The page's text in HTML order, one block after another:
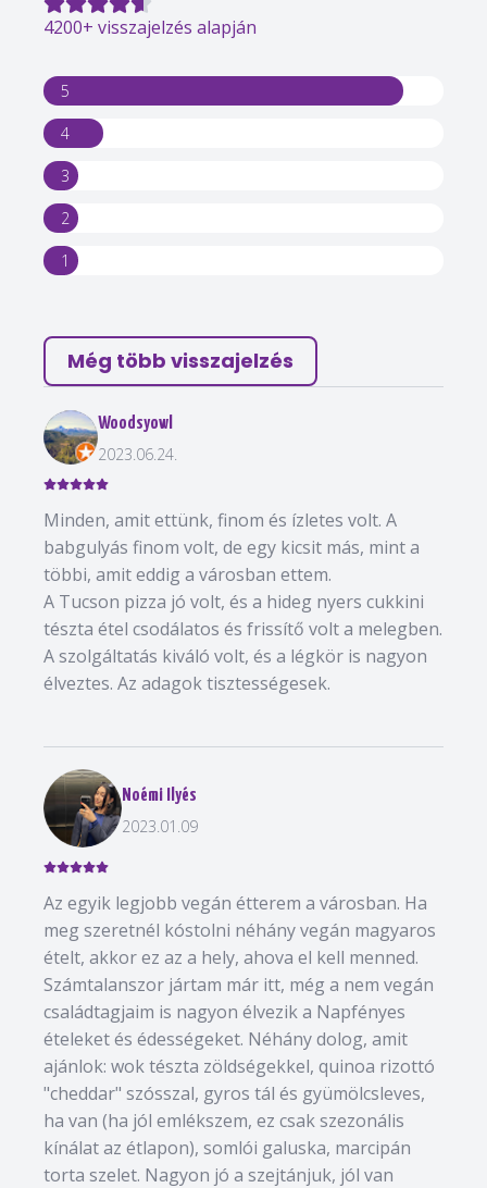
4200+ visszajelzés alapján
5
4
3
2
1
Még több visszajelzés
Woodsyowl
2023.06.24.
Minden, amit ettünk, finom és ízletes volt. A
babgulyás finom volt, de egy kicsit más, mint a
többi, amit eddig a városban ettem.
A Tucson pizza jó volt, és a hideg nyers cukkini
tészta étel csodálatos és frissítő volt a melegben.
A szolgáltatás kiváló volt, és a légkör is nagyon
élveztes. Az adagok tisztességesek.
Noémi Ilyés
2023.01.09
Az egyik legjobb vegán étterem a városban. Ha
meg szeretnél kóstolni néhány vegán magyaros
ételt, akkor ez az a hely, ahova el kell menned.
Számtalanszor jártam már itt, még a nem vegán
családtagjaim is nagyon élvezik a Napfényes
ételeket és édességeket. Néhány dolog, amit
ajánlok: wok tészta zöldségekkel, quinoa rizottó
"cheddar" szósszal, gyros tál és gyümölcsleves,
ha van (ha jól emlékszem, ez csak szezonális
kínálat az étlapon), somlói galuska, marcipán
torta szelet. Nagyon jó a szejtánjuk, jól van